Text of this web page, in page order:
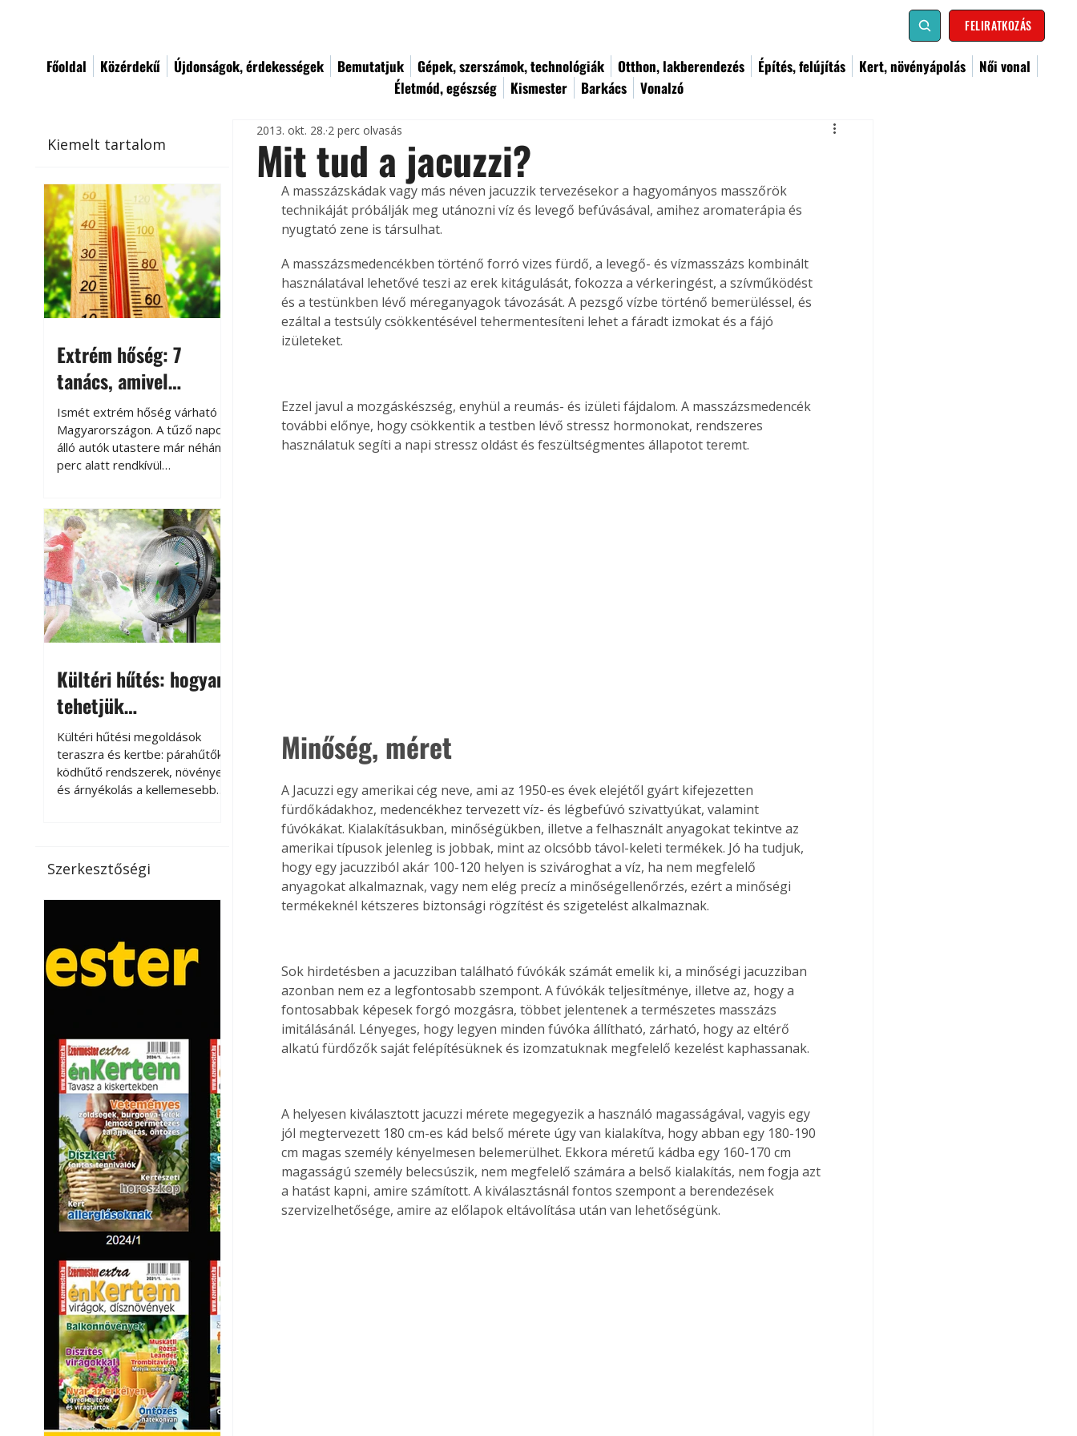
FELIRATKOZÁS
Főoldal Közérdekű Újdonságok, érdekességek Bemutatjuk Gépek, szerszámok, technológiák Otthon, lakberendezés Építés, felújítás Kert, növényápolás
Női vonal
Életmód, egészség
Kismester Barkács Vonalzó
Kiemelt tartalom
Extrém hőség: 7
tanács, amivel
megóvhatjuk
autónkat a nyári
károktól
Ismét extrém hőség várható
Magyarországon. A tűző napon
álló autók utastere már néhány
perc alatt rendkívül
megközelítheti. Ez nemcsak a
beszállást teszi kellemetlenné,
hanem az autó állapotára és a
benne hagyott tárgyakra is
káros hatással lehet. Néhány
egyszerű óvintézkedéssel
azonban jelentősen
csökkenthetjük a hőség káros
Kültéri hűtés: hogyan
tehetjük
kellemesebbé a
teraszt és a kertet?
Kültéri hűtési megoldások
teraszra és kertbe: párahűtők,
ködhűtő rendszerek, növények
és árnyékolás a kellemesebb
jelentőséget kapott, ahogy a
nyári hőhullámok gyakoribbá és
a megoldást a meleg ellen, ma
már egyre többen keresnek
olyan kültéri hűtési
vendégl
Szerkesztőségi
Mit tud a jacuzzi?
2013. okt. 28. 2 perc olvasás
A masszázskádak vagy más néven jacuzzik tervezésekor a hagyományos masszőrök
technikáját próbálják meg utánozni víz és levegő befúvásával, amihez aromaterápia és
nyugtató zene is társulhat.
A masszázsmedencékben történő forró vizes fürdő, a levegő- és vízmasszázs kombinált
használatával lehetővé teszi az erek kitágulását, fokozza a vérkeringést, a szívműködést
és a testünkben lévő méreganyagok távozását. A pezsgő vízbe történő bemerüléssel, és
ezáltal a testsúly csökkentésével tehermentesíteni lehet a fáradt izmokat és a fájó
izületeket.
Ezzel javul a mozgáskészség, enyhül a reumás- és izületi fájdalom. A masszázsmedencék
további előnye, hogy csökkentik a testben lévő stressz hormonokat, rendszeres
használatuk segíti a napi stressz oldást és feszültségmentes állapotot teremt.
Minőség, méret
A Jacuzzi egy amerikai cég neve, ami az 1950-es évek elejétől gyárt kifejezetten
fürdőkádakhoz, medencékhez tervezett víz- és légbefúvó szivattyúkat, valamint
fúvókákat. Kialakításukban, minőségükben, illetve a felhasznált anyagokat tekintve az
amerikai típusok jelenleg is jobbak, mint az olcsóbb távol-keleti termékek. Jó ha tudjuk,
hogy egy jacuzziból akár 100-120 helyen is szivároghat a víz, ha nem megfelelő
anyagokat alkalmaznak, vagy nem elég precíz a minőségellenőrzés, ezért a minőségi
termékeknél kétszeres biztonsági rögzítést és szigetelést alkalmaznak.
Sok hirdetésben a jacuzziban található fúvókák számát emelik ki, a minőségi jacuzziban
azonban nem ez a legfontosabb szempont. A fúvókák teljesítménye, illetve az, hogy a
fontosabbak képesek forgó mozgásra, többet jelentenek a természetes masszázs
imitálásánál. Lényeges, hogy legyen minden fúvóka állítható, zárható, hogy az eltérő
alkatú fürdőzők saját felépítésüknek és izomzatuknak megfelelő kezelést kaphassanak.
A helyesen kiválasztott jacuzzi mérete megegyezik a használó magasságával, vagyis egy
jól megtervezett 180 cm-es kád belső mérete úgy van kialakítva, hogy abban egy 180-190
cm magas személy kényelmesen belemerülhet. Ekkora méretű kádba egy 160-170 cm
magasságú személy belecsúszik, nem megfelelő számára a belső kialakítás, nem fogja azt
a hatást kapni, amire számított. A kiválasztásnál fontos szempont a berendezések
szervizelhetősége, amire az előlapok eltávolítása után van lehetőségünk.